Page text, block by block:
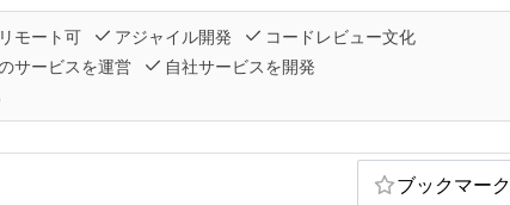
モート可 アジャイル開発
コードレビュー文化
サービスを運営
自社サービスを開発
ブックマーク